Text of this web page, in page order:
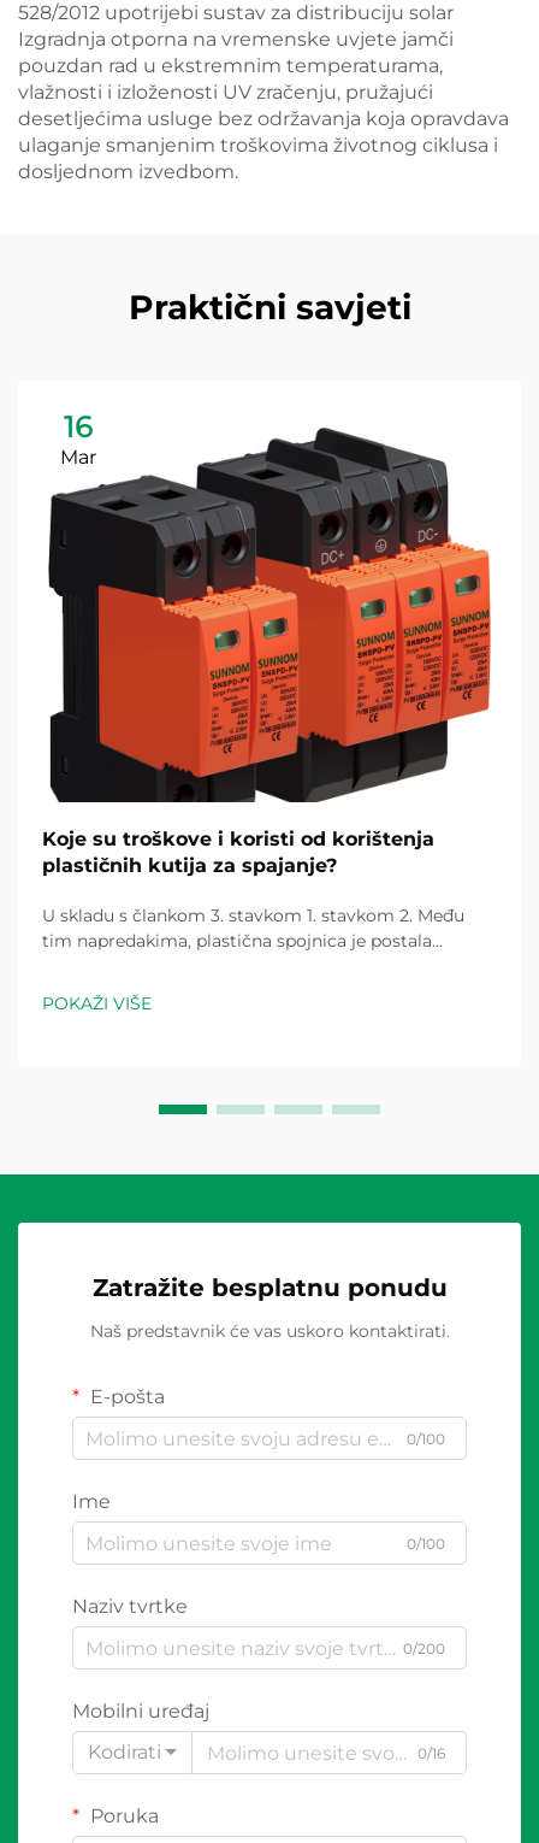
528/2012 upotrijebi sustav za distribuciju solar
Izgradnja otporna na vremenske uvjete jamči
pouzdan rad u ekstremnim temperaturama,
vlažnosti i izloženosti UV zračenju, pružajući
desetljećima usluge bez održavanja koja opravdava
ulaganje smanjenim troškovima životnog ciklusa i
dosljednom izvedbom.
Praktični savjeti
16
Mar
Koje su troškove i koristi od korištenja
plastičnih kutija za spajanje?
U skladu s člankom 3. stavkom 1. stavkom 2. Među
tim napredakima, plastična spojnica je postala
instalacije i...
POKAŽI VIŠE
Zatražite besplatnu ponudu
Naš predstavnik će vas uskoro kontaktirati.
E-pošta
0/100
Ime
0/100
Naziv tvrtke
0/200
Mobilni uređaj
Kodirati
0/16
Poruka